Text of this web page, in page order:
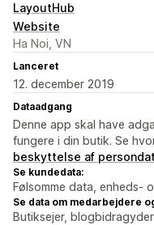
LayoutHub
Website
Ha Noi, VN
Lanceret
12. december 2019
Dataadgang
Denne app skal have
fungere i din butik. Se
beskyttelse af
Se kundedata:
Følsomme data, enheds-
Se data om medarbejdere
Butiksejer,